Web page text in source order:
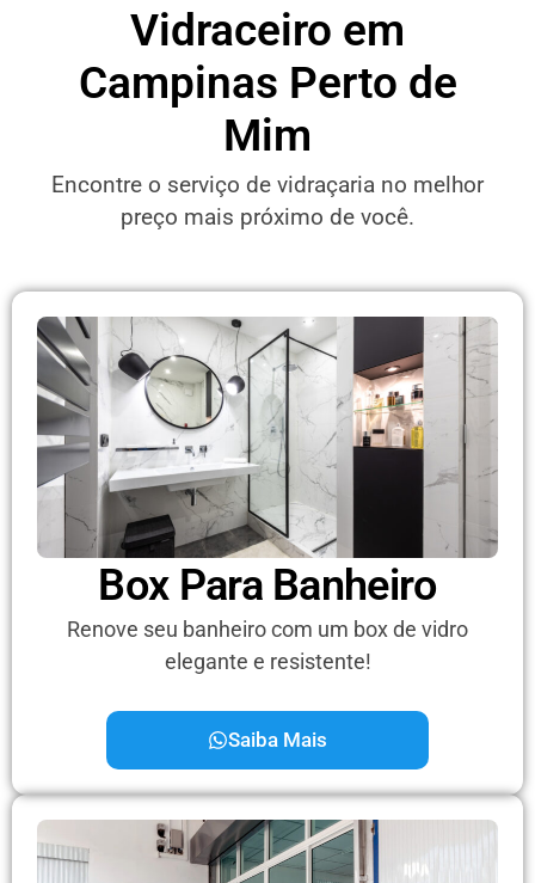
Vidraceiro em
Campinas Perto de
Mim
Encontre o serviço de vidraçaria no melhor
preço mais próximo de você.
Box Para Banheiro
Renove seu banheiro com um box de vidro
elegante e resistente!
Saiba Mais